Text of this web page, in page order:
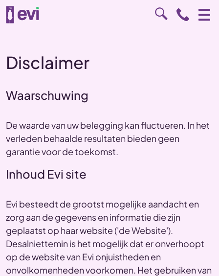
Disclaimer
Waarschuwing
De waarde van uw belegging kan fluctueren. In het
verleden behaalde resultaten bieden geen
garantie voor de toekomst.
Inhoud Evi site
Evi besteedt de grootst mogelijke aandacht en
zorg aan de gegevens en informatie die zijn
geplaatst op haar website ('de Website').
Desalniettemin is het mogelijk dat er onverhoopt
op de website van Evi onjuistheden en
onvolkomenheden voorkomen. Het gebruiken van